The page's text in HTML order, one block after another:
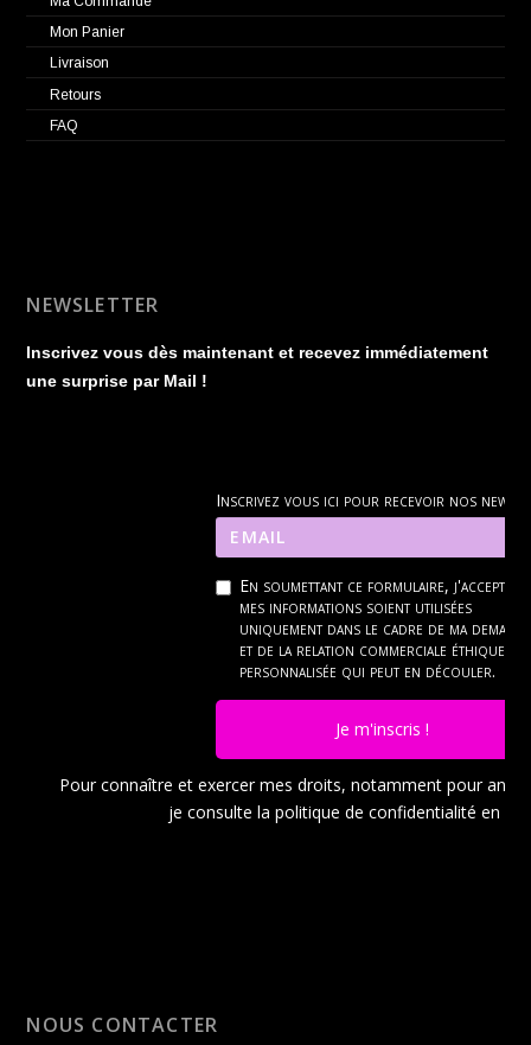
Mon Panier
Livraison
Retours
FAQ
NEWSLETTER
Inscrivez vous dès maintenant et recevez immédiatement
une surprise par Mail !
Inscrivez vous ici pour recevoir nos news
En soumettant ce formulaire, j'accepte
mes informations soient utilisées
uniquement dans le cadre de ma
et de la relation commerciale éthique et
personnalisée qui peut en découler.
Je m'inscris !
Pour connaître et exercer mes droits, notamment pour
je consulte la politique de confidentialité en
NOUS CONTACTER